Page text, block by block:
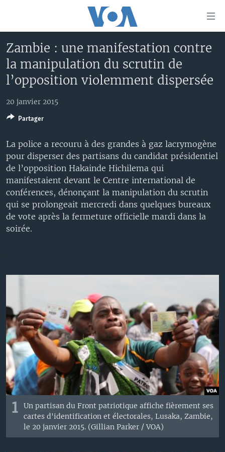
principal
Retour
navigation
Retour
recherche
À LA UNE
AFRIQUE
ÉTATS-UNIS
MONDE
TV
LE MONDE AUJOURD'HUI
VOA60 AFRIQUE
CORRESPONDANT VOA
FOCUS SAHEL
REPORTAGES
VOUS + NOUS
CARNET DE SANTÉ
RADIO
LE MONDE AUJOURD'HUI
VOTRE SANTÉ VOTRE AVENIR
LE MONDE AU FÉMININ
L'AMÉRIQUE ET VOUS
DIALOGUE DES RELIGIONS
RM SHOW
AUTRES LANGUES
FULFULDE
LINGALA
SANGO
SUIVEZ-NOUS
Langues
Zambie : une manifestation contre
la manipulation du scrutin de
l’opposition violemment dispersée
20 janvier 2015
La police a recouru à des grandes à gaz lacrymogène
pour disperser des partisans du candidat présidentiel
de l’opposition Hakainde Hichilema qui
manifestaient devant le Centre international de
conférences, dénonçant la manipulation du scrutin
qui se prolongeait mercredi dans quelques bureaux
de vote après la fermeture officielle mardi dans la
soirée.
1 Un partisan du Front patriotique affiche fièrement ses
cartes d'identification etélectorales, Lusaka, Zambie,
le 20 janvier 2015. (Gillian Parker / VOA)
Partager